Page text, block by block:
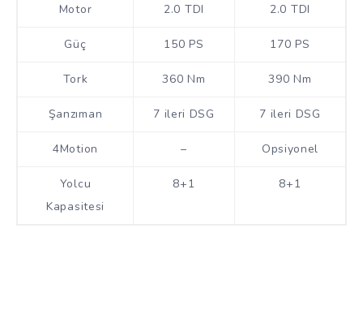
Motor 2.0 TDI 2.0 TDI
Güç 150 PS 170 PS
Tork 360 Nm 390 Nm
Şanzıman 7 ileri DSG 7 ileri DSG
4Motion – Opsiyonel
Yolcu
Kapasitesi
8+1 8+1